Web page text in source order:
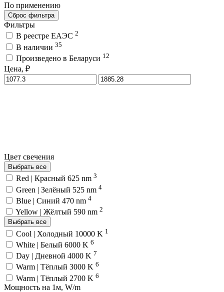
По применению
Сброс фильтра
Фильтры
В реестре ЕАЭС 2
В наличии 35
Произведено в Беларуси 12
Цена, ₽
Цвет свечения
Выбрать все
Red | Красный 625 nm 3
Green | Зелёный 525 nm 4
Blue | Синий 470 nm 4
Yellow | Жёлтый 590 nm 2
Выбрать все
Cool | Холодный 10000 K 1
White | Белый 6000 K 6
Day | Дневной 4000 K 7
Warm | Тёплый 3000 K 6
Warm | Тёплый 2700 K 6
Мощность на 1м, W/m